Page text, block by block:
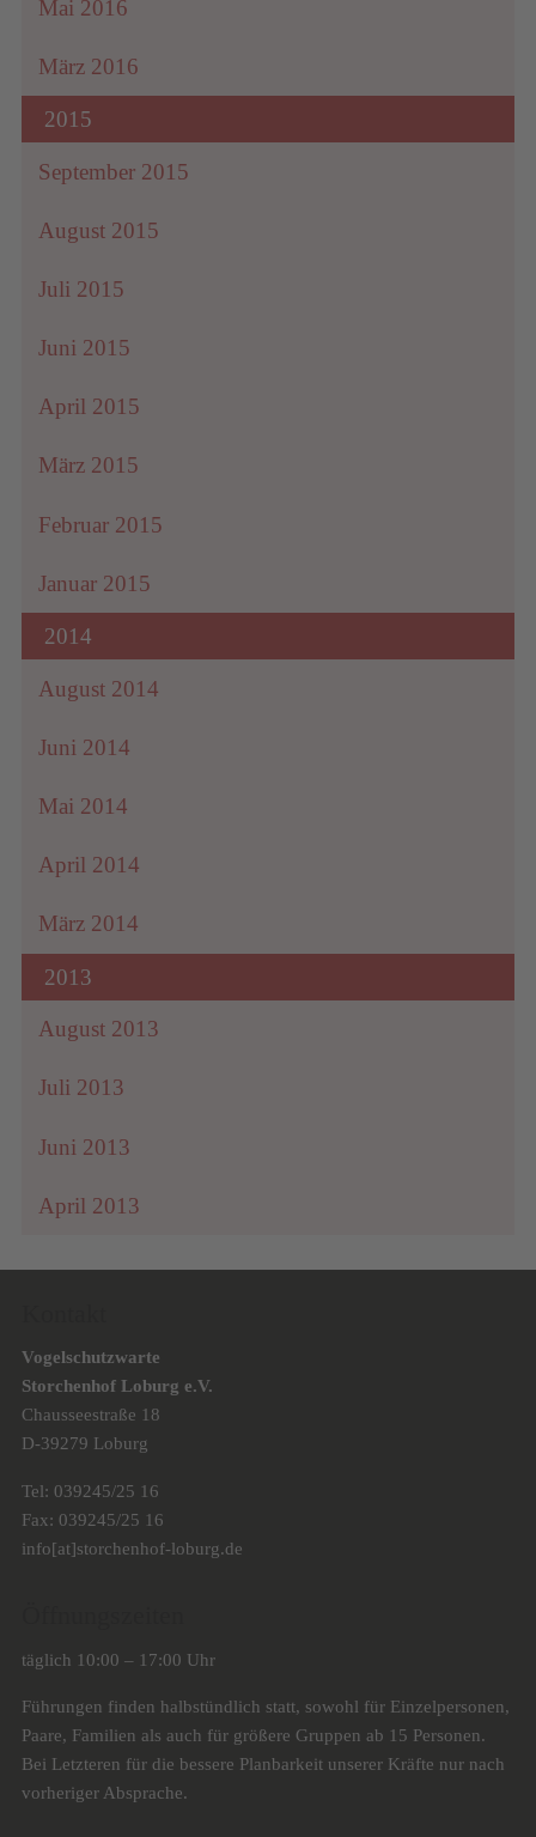
Mai 2016
März 2016
2015
September 2015
August 2015
Juli 2015
Juni 2015
April 2015
März 2015
Februar 2015
Januar 2015
2014
August 2014
Juni 2014
Mai 2014
April 2014
März 2014
2013
August 2013
Juli 2013
Juni 2013
April 2013
Vogelschutzwarte
Storchenhof Loburg e.V.
Chausseestraße 18
D-39279 Loburg
Tel: 039245/25 16
Fax: 039245/25 16
info[at]storchenhof-loburg.de
täglich 10:00 – 17:00 Uhr
Führungen finden halbstündlich statt, sowohl für Einzelpersonen,
Paare, Familien als auch für größere Gruppen ab 15 Personen.
Bei Letzteren für die bessere Planbarkeit unserer Kräfte nur nach
vorheriger Absprache.